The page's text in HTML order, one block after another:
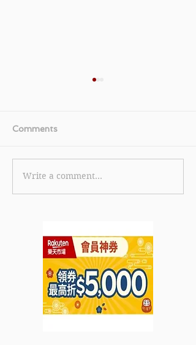
【美國運通白金卡優惠】
美國運通白金卡限時全新
贈 (優惠至2026年6月30
日)
Comments
Write a comment...